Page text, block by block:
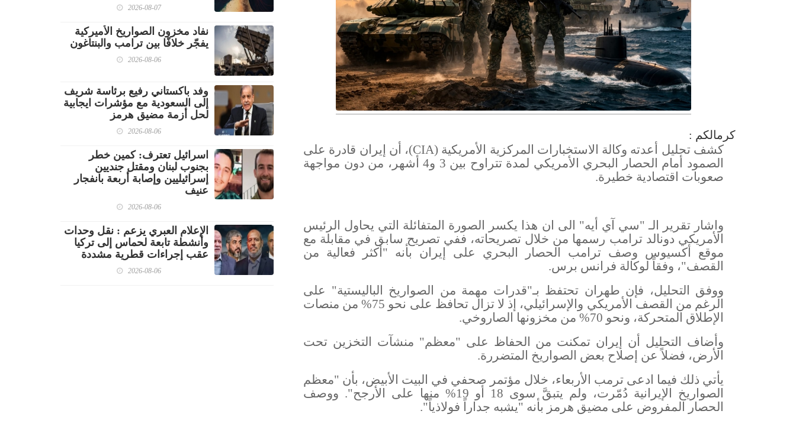
كرمالكم :
كشف تحليل أعدته وكالة الاستخبارات المركزية الأمريكية (CIA)
، أن إيران قادرة على
الصمود أمام الحصار البحري الأمريكي لمدة تتراوح بين 3 و4 أشهر، من دون مواجهة
صعوبات اقتصادية خطيرة.
واشار تقرير الـ "سي آي أيه" الى ان هذا يكسر الصورة المتفائلة التي يحاول الرئيس
الأمريكي دونالد ترامب رسمها من خلال تصريحاته، ففي تصريح سابق في مقابلة مع
موقع أكسيوس وصف ترامب الحصار البحري على إيران بأنه "أكثر فعالية من
القصف"، وفقاً لوكالة فرانس برس.
ووفق التحليل، فإن طهران تحتفظ بـ"قدرات مهمة من الصواريخ الباليستية" على
الرغم من القصف الأمريكي والإسرائيلي، إذ لا تزال تحافظ على نحو 75% من منصات
الإطلاق المتحركة، ونحو 70% من مخزونها الصاروخي
.
وأضاف التحليل أن إيران تمكنت من الحفاظ على "معظم" منشآت التخزين تحت
الأرض، فضلاً عن إصلاح بعض الصواريخ المتضررة.
يأتي ذلك فيما ادعى ترمب الأربعاء، خلال مؤتمر صحفي في البيت الأبيض، بأن "معظم
الصواريخ الإيرانية دُمّرت، ولم يتبقَّ سوى 18 أو 19% منها على الأرجح". ووصف
الحصار المفروض على مضيق هرمز بأنه "يشبه جداراً فولاذياً".
2026-08-07
نفاد مخزون الصواريخ الأميركية
يفجّر خلافًا بين ترامب والبنتاغون
2026-08-06
وفد باكستاني رفيع برئاسة شريف
إلى السعودية مع مؤشرات ايجابية
لحل أزمة مضيق هرمز
2026-08-06
اسرائيل تعترف: كمين خطر
بجنوب لبنان ومقتل جنديين
إسرائيليين وإصابة أربعة بانفجار
عنيف
2026-08-06
الإعلام العبري يزعم : نقل وحدات
وأنشطة تابعة لحماس إلى تركيا
عقب إجراءات قطرية مشددة
2026-08-06